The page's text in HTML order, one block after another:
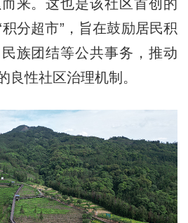
来。这也是该社区首创的
分超市”，旨在鼓励居民积
族团结等公共事务，推动
良性社区治理机制。